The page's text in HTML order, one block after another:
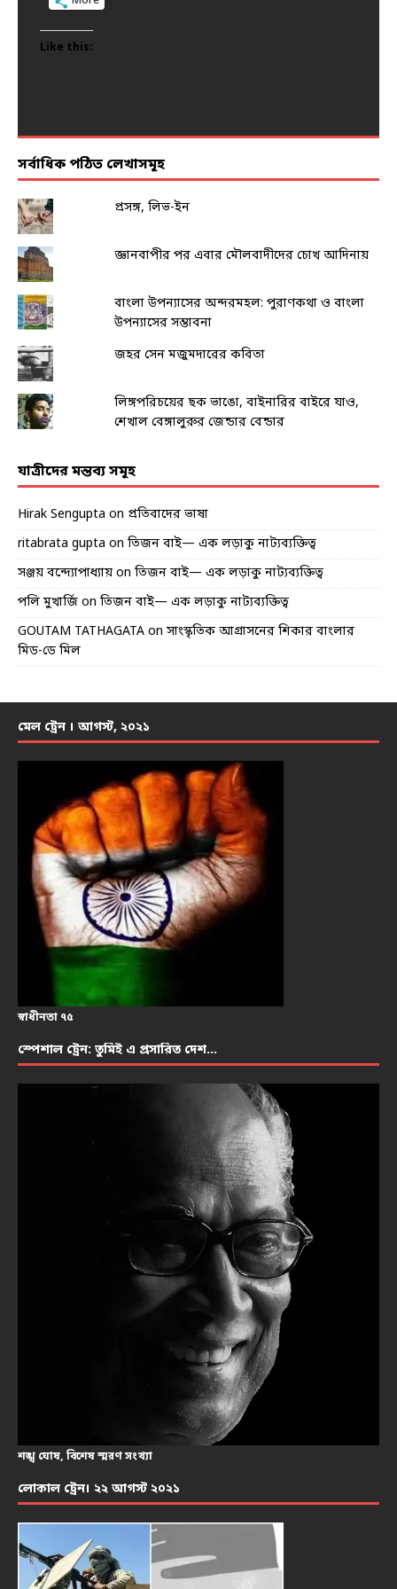
Like this:
Like this:
Like this:
Like this:
Like this:
সর্বাধিক পঠিত লেখাসমূহ
প্রসঙ্গ, লিভ-ইন
জ্ঞানবাপীর পর এবার মৌলবাদীদের চোখ আদিনায়
বাংলা উপন্যাসের অন্দরমহল: পুরাণকথা ও বাংলা
উপন্যাসের সম্ভাবনা
জহর সেন মজুমদারের কবিতা
লিঙ্গপরিচয়ের ছক ভাঙো, বাইনারির বাইরে যাও,
শেখাল বেঙ্গালুরুর জেন্ডার বেন্ডার
যাত্রীদের মন্তব্য সমূহ
Hirak Sengupta on প্রতিবাদের ভাষা
ritabrata gupta on তিজন বাই— এক লড়াকু নাট্যব্যক্তিত্ব
সঞ্জয় বন্দ্যোপাধ্যায় on তিজন বাই— এক লড়াকু নাট্যব্যক্তিত্ব
পলি মুখার্জি on তিজন বাই— এক লড়াকু নাট্যব্যক্তিত্ব
GOUTAM TATHAGATA on সাংস্কৃতিক আগ্রাসনের শিকার বাংলার
মিড-ডে মিল
মেল ট্রেন । আগস্ট, ২০২১
স্বাধীনতা ৭৫
স্পেশাল ট্রেন: তুমিই এ প্রসারিত দেশ…
শঙ্খ ঘোষ, বিশেষ স্মরণ সংখ্যা
লোকাল ট্রেন। ২২ আগস্ট ২০২১